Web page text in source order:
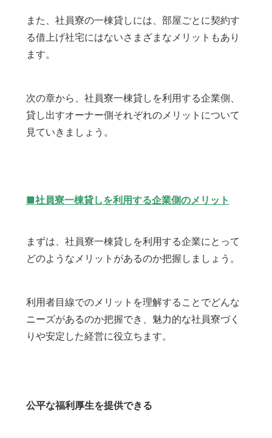
また、社員寮の一棟貸しには、部屋ごとに契約す
る借上げ社宅にはないさまざまなメリットもあり
ます。
次の章から、社員寮一棟貸しを利用する企業側、
貸し出すオーナー側それぞれのメリットについて
見ていきましょう。
■社員寮一棟貸しを利用する企業側のメリット
まずは、社員寮一棟貸しを利用する企業にとって
どのようなメリットがあるのか把握しましょう。
利用者目線でのメリットを理解することでどんな
ニーズがあるのか把握でき、魅力的な社員寮づく
りや安定した経営に役立ちます。
公平な福利厚生を提供できる